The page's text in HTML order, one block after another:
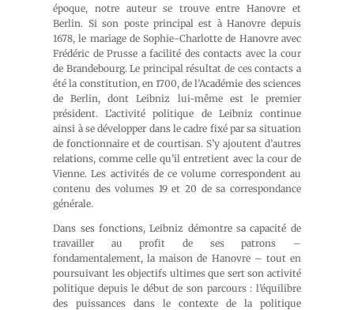
époque, notre auteur se trouve entre Hanovre et
Berlin. Si son poste principal est à Hanovre depuis
1678, le mariage de Sophie-Charlotte de Hanovre avec
Frédéric de Prusse a facilité des contacts avec la cour
de Brandebourg. Le principal résultat de ces contacts a
été la constitution, en 1700, de l’Académie des sciences
de Berlin, dont Leibniz lui-même est le premier
président. L’activité politique de Leibniz continue
ainsi à se développer dans le cadre fixé par sa situation
de fonctionnaire et de courtisan. S’y ajoutent d’autres
relations, comme celle qu’il entretient avec la cour de
Vienne. Les activités de ce volume correspondent au
contenu des volumes 19 et 20 de sa correspondance
générale.
Dans ses fonctions, Leibniz démontre sa capacité de
travailler au profit de ses patrons –
fondamentalement, la maison de Hanovre – tout en
poursuivant les objectifs ultimes que sert son activité
politique depuis le début de son parcours : l’équilibre
des puissances dans le contexte de la politique